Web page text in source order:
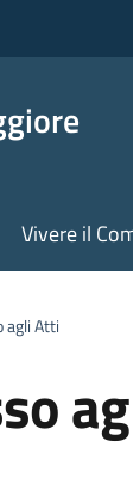
Vivere il
agli Atti